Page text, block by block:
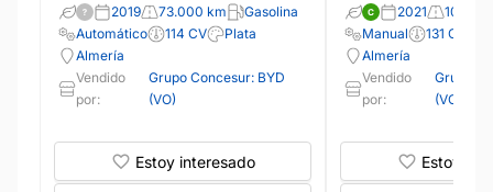
2019 73.000 km
Gasolina
Automático
114 CV
Plata
Almería
Vendido
por:
Grupo Concesur: BYD
(VO)
Estoy interesado
2021
Manual
131 CV
Almería
Vendido
por:
Grupo
(VO)
Estoy